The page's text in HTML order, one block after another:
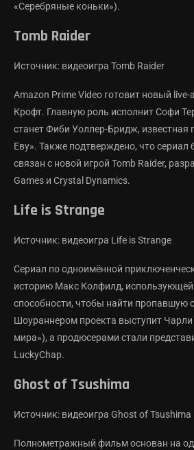
«Серебряные коньки»).
Tomb Raider
Источник: видеоигра Tomb Raider
Amazon Prime Video готовит новый
Крофт. Главную роль исполнит Софи
станет Фиби Уоллер-Бридж, известная
Еву». Также подтверждено, что сериал
связан с новой игрой Tomb Raider,
Games и Crystal Dynamics.
Life is Strange
Источник: видеоигра Life is Strange
Сериал по одноимённой
историю Макс Колфилд, использующей
способности, чтобы найти пропавшую
Шоураннером проекта выступит Чарли
мира»), а продюсерами стали
LuckyChap.
Ghost of Tsushima
Источник: видеоигра Ghost of Tsushima
Полнометражный фильм основан на